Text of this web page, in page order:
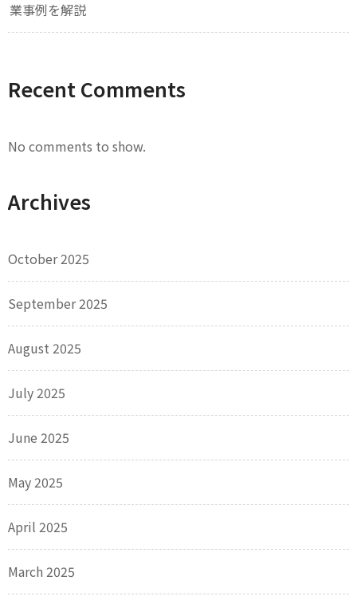
業事例を解説
Recent Comments
No comments to show.
Archives
October 2025
September 2025
August 2025
July 2025
June 2025
May 2025
April 2025
March 2025